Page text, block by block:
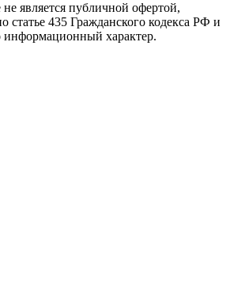
является публичной офертой,
статье 435 Гражданского кодекса РФ и
информационный характер.